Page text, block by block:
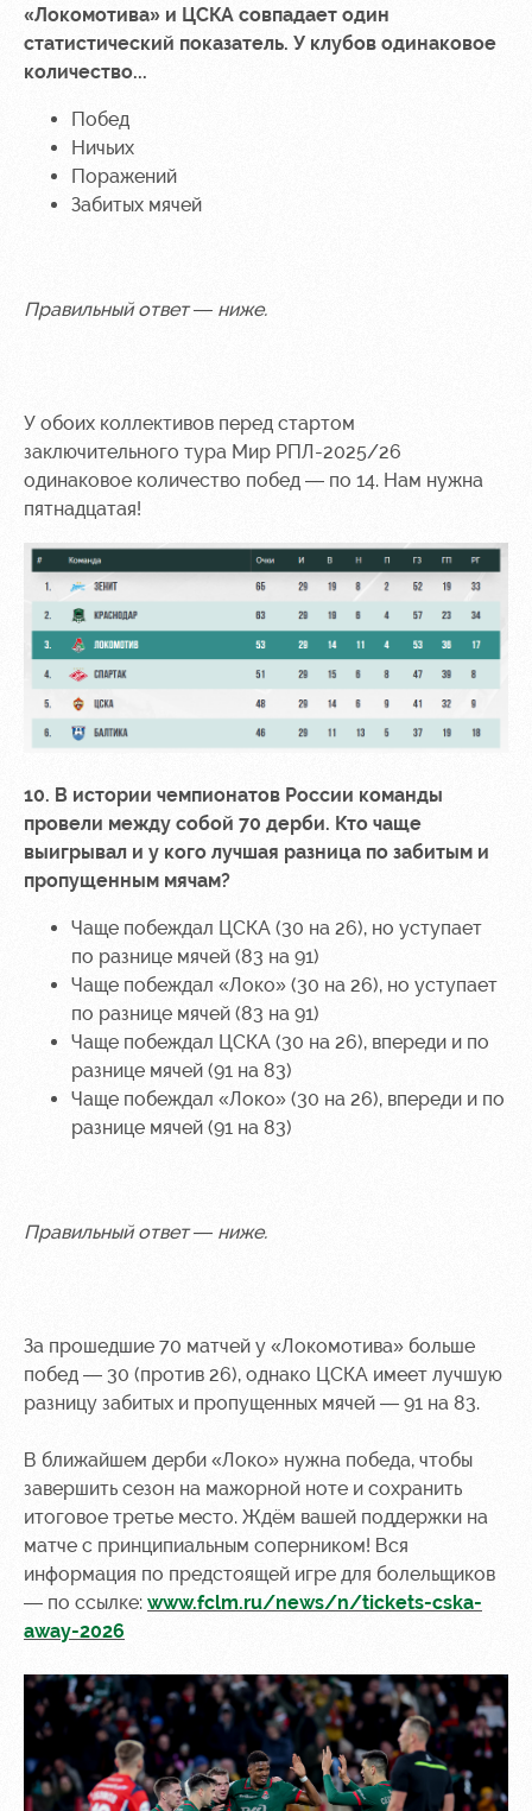
«Локомотива» и ЦСКА совпадает один
статистический показатель. У клубов одинаковое
количество...
Побед
Ничьих
Поражений
Забитых мячей
Правильный ответ — ниже.
У обоих коллективов перед стартом
заключительного тура Мир РПЛ-2025/26
одинаковое количество побед — по 14. Нам нужна
пятнадцатая!
10. В истории чемпионатов России команды
провели между собой 70 дерби. Кто чаще
выигрывал и у кого лучшая разница по забитым и
пропущенным мячам?
Чаще побеждал ЦСКА (30 на 26), но уступает
по разнице мячей (83 на 91)
Чаще побеждал «Локо» (30 на 26), но уступает
по разнице мячей (83 на 91)
Чаще побеждал ЦСКА (30 на 26), впереди и по
разнице мячей (91 на 83)
Чаще побеждал «Локо» (30 на 26), впереди и по
разнице мячей (91 на 83)
Правильный ответ — ниже.
За прошедшие 70 матчей у «Локомотива» больше
побед — 30 (против 26), однако ЦСКА имеет лучшую
разницу забитых и пропущенных мячей — 91 на 83.
В ближайшем дерби «Локо» нужна победа, чтобы
завершить сезон на мажорной ноте и сохранить
итоговое третье место. Ждём вашей поддержки на
матче с принципиальным соперником! Вся
информация по предстоящей игре для болельщиков
— по ссылке: www.fclm.ru/news/n/tickets-cska-
away-2026